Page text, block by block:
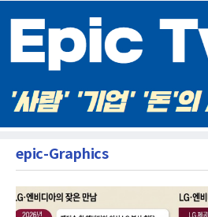
epic-Graphics